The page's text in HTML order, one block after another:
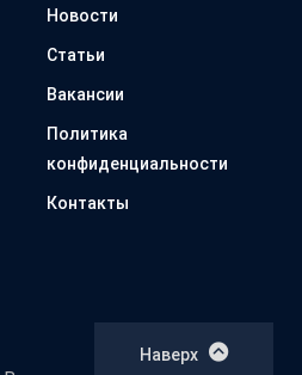
Новости
Статьи
Вакансии
Политика
конфиденциальности
Контакты
Наверх